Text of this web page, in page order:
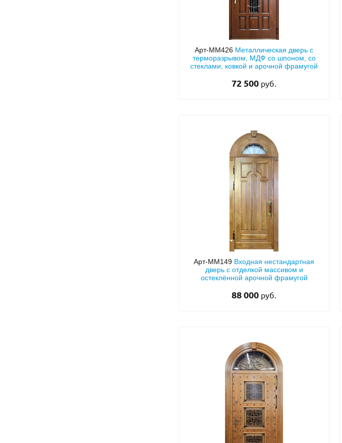
Арт-ММ426 Металлическая дверь с
терморазрывом, МДФ со шпоном, со
стеклами, ковкой и арочной фрамугой
72 500 руб.
Арт-ММ149 Входная нестандартная
дверь с отделкой массивом и
остеклённой арочной фрамугой
88 000 руб.